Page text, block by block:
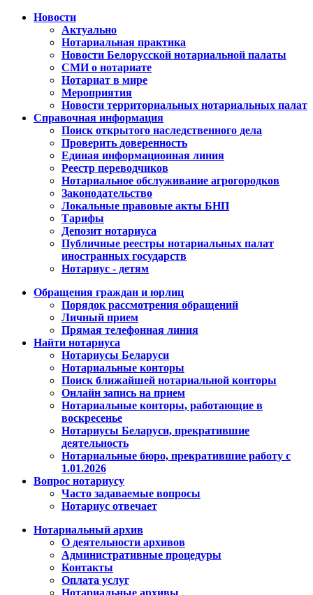
Новости
Актуально
Нотариальная практика
Новости Белорусской нотариальной палаты
СМИ о нотариате
Нотариат в мире
Мероприятия
Новости территориальных нотариальных палат
Справочная информация
Поиск открытого наследственного дела
Проверить доверенность
Единая информационная линия
Реестр переводчиков
Нотариальное обслуживание агрогородков
Законодательство
Локальные правовые акты БНП
Тарифы
Депозит нотариуса
Публичные реестры нотариальных палат
иностранных государств
Нотариус - детям
Обращения граждан и юрлиц
Порядок рассмотрения обращений
Личный прием
Прямая телефонная линия
Найти нотариуса
Нотариусы Беларуси
Нотариальные конторы
Поиск ближайшей нотариальной конторы
Онлайн запись на прием
Нотариальные конторы, работающие в
воскресенье
Нотариусы Беларуси, прекратившие
деятельность
Нотариальные бюро, прекратившие работу с
1.01.2026
Вопрос нотариусу
Часто задаваемые вопросы
Нотариус отвечает
Нотариальный архив
О деятельности архивов
Административные процедуры
Контакты
Оплата услуг
Нотариальные архивы